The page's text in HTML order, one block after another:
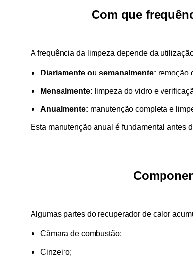
Com que
A frequência da limpeza depende da
Diariamente ou semanalmente: remoção
Mensalmente: limpeza do vidro e
Anualmente: manutenção completa e
Esta manutenção anual é fundamental antes
Algumas partes do recuperador de calor
Câmara de combustão;
Cinzeiro;